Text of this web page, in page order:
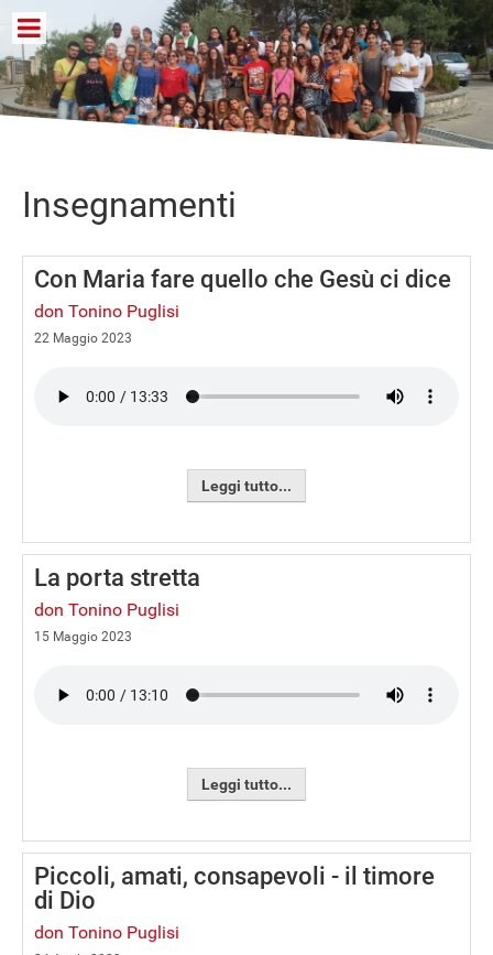
Insegnamenti
Con Maria fare quello che Gesù ci dice
don Tonino Puglisi
22 Maggio 2023
Leggi tutto...
La porta stretta
don Tonino Puglisi
15 Maggio 2023
Leggi tutto...
Piccoli, amati, consapevoli - il timore
di Dio
don Tonino Puglisi